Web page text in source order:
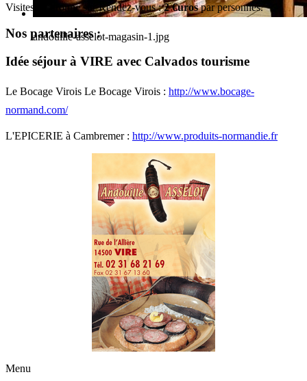
andouille-asselot-magasin-1.jpg
Visites de groupe sur Rendez-vous :2 €urospar personnes.
Nos partenaires :
Idée séjour à VIRE avec Calvados tourisme
Le Bocage Virois Le Bocage Virois : http://www.bocage-
normand.com/
L'EPICERIE à Cambremer : http://www.produits-normandie.fr
Menu